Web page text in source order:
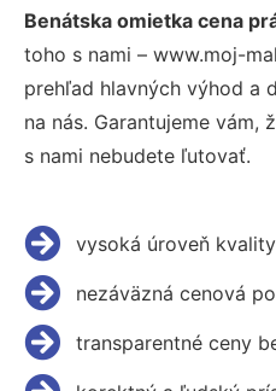
Benátska omietka cena
toho s nami – www.moj-
prehľad hlavných výhod a
na nás. Garantujeme vám,
s nami nebudete ľutovať.
vysoká úroveň
nezáväzná cenová
transparentné ceny